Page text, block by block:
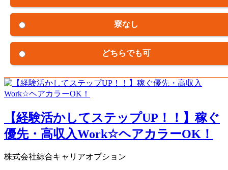
寮なし
どちらでも可
【経験活かしてステップUP！！】稼ぐ
優先・高収入Work☆ヘアカラーOK！
株式会社綜合キャリアオプション